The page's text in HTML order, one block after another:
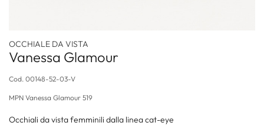
OCCHIALE DA VISTA
Vanessa Glamour
Cod. 00148-52-03-V
MPN Vanessa Glamour 519
Occhiali da vista femminili dalla linea cat-eye